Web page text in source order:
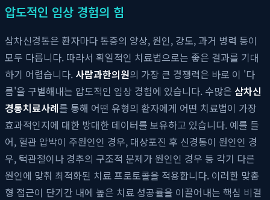
압도적인 임상 경험의 힘
삼차신경통은 환자마다 통증의 양상, 원인, 강도, 과거 병력 등이
모두 다릅니다. 따라서 획일적인 치료법으로는 좋은 결과를 기대
하기 어렵습니다. 사람과한의원의 가장 큰 경쟁력은 바로 이 '다
름'을 구별해내는 압도적인 임상 경험에 있습니다. 수많은 삼차신
경통치료사례를 통해 어떤 유형의 환자에게 어떤 치료법이 가장
효과적인지에 대한 방대한 데이터를 보유하고 있습니다. 예를 들
어, 혈관 압박이 주원인인 경우, 대상포진 후 신경통이 원인인 경
우, 턱관절이나 경추의 구조적 문제가 원인인 경우 등 각기 다른
원인에 맞춰 최적화된 치료 프로토콜을 적용합니다. 이러한 맞춤
형 접근이 단기간 내에 높은 치료 성공률을 이끌어내는 핵심 비결